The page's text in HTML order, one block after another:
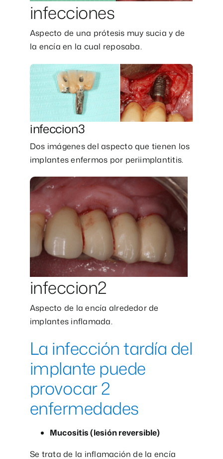
infecciones
Aspecto de una prótesis muy sucia y de
la encía en la cual reposaba.
infeccion3
Dos imágenes del aspecto que tienen los
implantes enfermos por periimplantitis.
infeccion2
Aspecto de la encía alrededor de
implantes inflamada.
La infección tardía del
implante puede
provocar 2
enfermedades
Mucositis (lesión reversible)
Se trata de la inflamación de la encía